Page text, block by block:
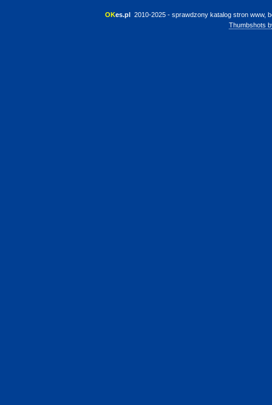
OKes.pl 2010-2025 - sprawdzony katalog stron www,
Thumbshots